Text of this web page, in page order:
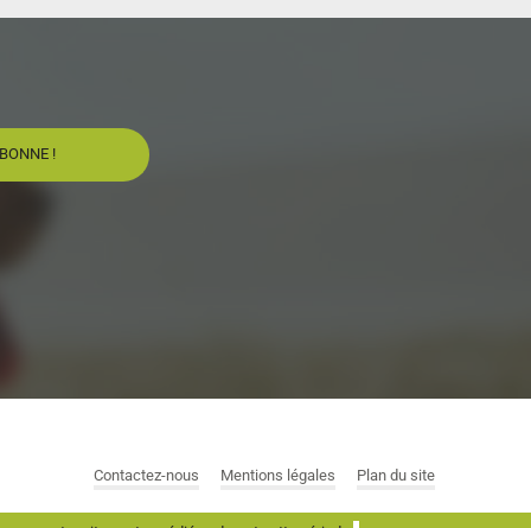
Contactez-nous Mentions légales Plan du site